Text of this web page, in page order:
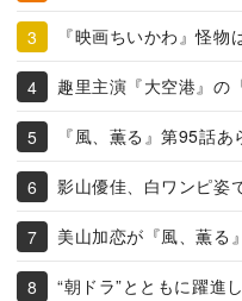
『映画ちいかわ』怪
趣里主演『大空港』の
『風、薫る』第95話あ
影山優佳、白ワンピ姿
美山加恋が『風、薫る
“朝ドラ”とともに躍進